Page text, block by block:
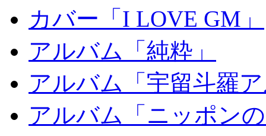
カバー「I LOVE GM」
アルバム「純粋」
アルバム「宇留斗羅
アルバム「ニッポン